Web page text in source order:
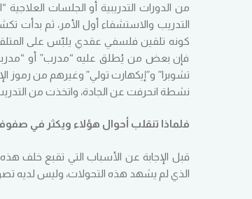
من الدورات التدريبية أو الجلسات
التدريب والاستشفاء أول الأمر، ثم بدأت
كونه تلقين فلسفي عقدي يلبّس على المتلقي
فإن بعض من يُطلق عليه “مدرب” أو “مدربة”
تشوبرا” و”إيكهارت تولي” وغيرهم من رموز
نشطة انحرفت عن الجادة، واتخذت من
فلماذا تنقلب أحوال هؤلاء ويكثر في
قبل الإجابة عن الأسباب التي تقبع خلف
الذي لم يشهد هذه التحولات، وليس لديه